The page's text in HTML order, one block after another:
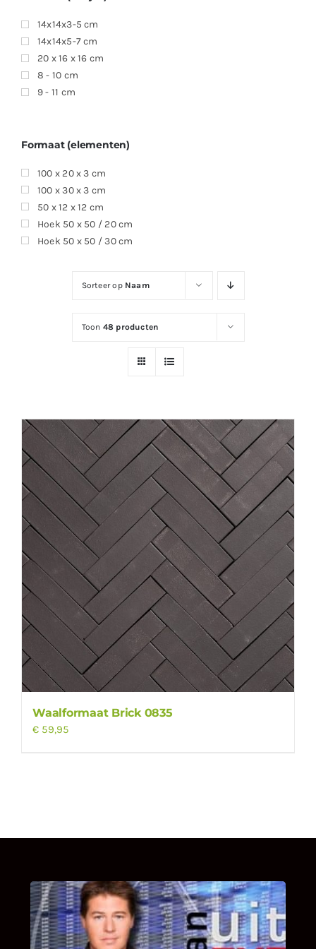
Sorteer op Naam
Toon 48 producten
Waalformaat Brick 0835
€ 59,95
14x14x3-5 cm
14x14x5-7 cm
20 x 16 x 16 cm
8 - 10 cm
9 - 11 cm
Formaat (elementen)
100 x 20 x 3 cm
100 x 30 x 3 cm
50 x 12 x 12 cm
Hoek 50 x 50 / 20 cm
Hoek 50 x 50 / 30 cm
UITSTEL VAN EXECUTIE
Bekijk hier de fragmenten van de deelname